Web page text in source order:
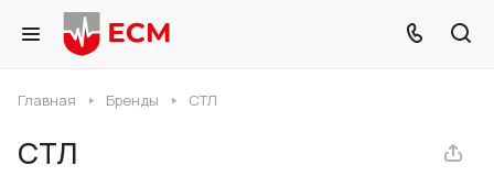
Главная Бренды СТЛ
СТЛ